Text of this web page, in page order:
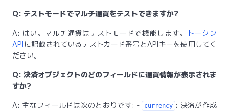
Q: テストモードでマルチ通貨をテストできますか?
A: はい。マルチ通貨はテストモードで機能します。
トークン
API に記載されているテストカード番号とAPIキーを使用してく
ださい。
Q: 決済オブジェクトのどのフィールドに通貨情報が表示されま
すか?
A: 主なフィールドは次のとおりです: -
currency : 決済が作成